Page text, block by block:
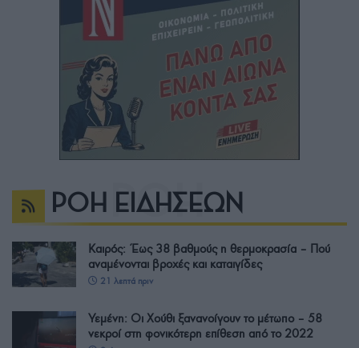
ΡΟΗ ΕΙΔΗΣΕΩΝ
Καιρός: Έως 38 βαθμούς η θερμοκρασία – Πού
αναμένονται βροχές και καταιγίδες
21 λεπτά πριν
Υεμένη: Οι Χούθι ξανανοίγουν το μέτωπο – 58
νεκροί στη φονικότερη επίθεση από το 2022